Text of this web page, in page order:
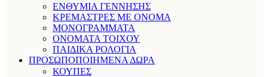
ΕΝΘΥΜΙΑ ΓΕΝΝΗΣΗΣ
ΚΡΕΜΑΣΤΡΕΣ ΜΕ ΟΝΟΜΑ
ΜΟΝΟΓΡΑΜΜΑΤΑ
ΟΝΟΜΑΤΑ ΤΟΙΧΟΥ
ΠΑΙΔΙΚΑ ΡΟΛΟΓΙΑ
ΠΡΟΣΩΠΟΠΟΙΗΜΕΝΑ ΔΩΡΑ
ΚΟΥΠΕΣ